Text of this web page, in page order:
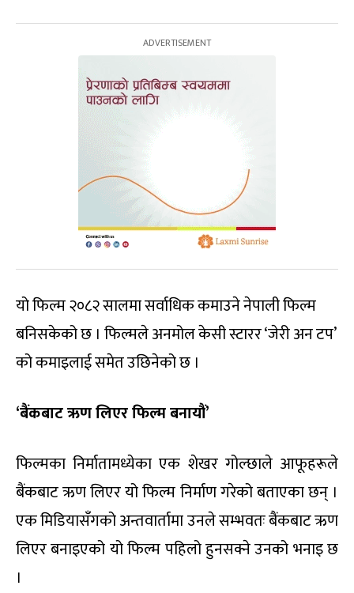
यो फिल्म २०८२ सालमा सर्वाधिक कमाउने नेपाली फिल्म
बनिसकेको छ । फिल्मले अनमोल केसी स्टारर ‘जेरी अन टप’
को कमाइलाई समेत उछिनेको छ ।
‘बैंकबाट ऋण लिएर फिल्म बनायौं’
फिल्मका निर्मातामध्येका एक शेखर गोल्छाले आफूहरूले
बैंकबाट ऋण लिएर यो फिल्म निर्माण गरेको बताएका छन् ।
एक मिडियासँगको अन्तवार्तामा उनले सम्भवतः बैंकबाट ऋण
लिएर बनाइएको यो फिल्म पहिलो हुनसक्ने उनको भनाइ छ
।